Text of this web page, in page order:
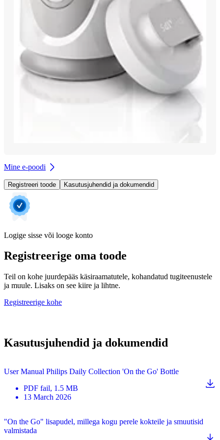
Mine e-poodi
Registreeri toode Kasutusjuhendid ja dokumendid
Logige sisse või looge konto
Registreerige oma toode
Teil on kohe juurdepääs käsiraamatutele, kohandatud tugiteenustele
ja muule. Lisaks on see kiire ja lihtne.
Registreerige kohe
Kasutusjuhendid ja dokumendid
User Manual Philips Daily Collection 'On the Go' Bottle
PDF fail, 1.5 MB
13 March 2026
"On the Go" lisapudel, millega kogu perele kokteile ja smuutisid
valmistada